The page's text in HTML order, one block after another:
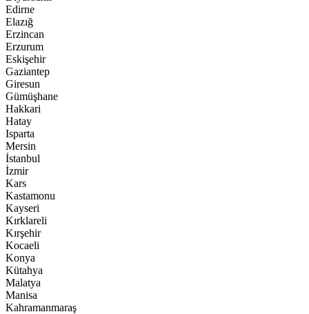
Edirne
Elazığ
Erzincan
Erzurum
Eskişehir
Gaziantep
Giresun
Gümüşhane
Hakkari
Hatay
Isparta
Mersin
İstanbul
İzmir
Kars
Kastamonu
Kayseri
Kırklareli
Kırşehir
Kocaeli
Konya
Kütahya
Malatya
Manisa
Kahramanmaraş